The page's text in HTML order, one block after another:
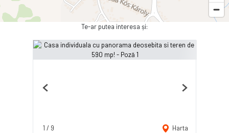
Te-ar putea interesa și:
1 / 9 Harta
Previous Next